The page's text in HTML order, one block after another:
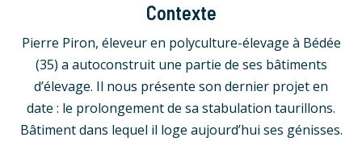
Contexte
Pierre Piron, éleveur en polyculture-élevage à Bédée
(35) a autoconstruit une partie de ses bâtiments
d’élevage. Il nous présente son dernier projet en
date : le prolongement de sa stabulation taurillons.
Bâtiment dans lequel il loge aujourd’hui ses génisses.